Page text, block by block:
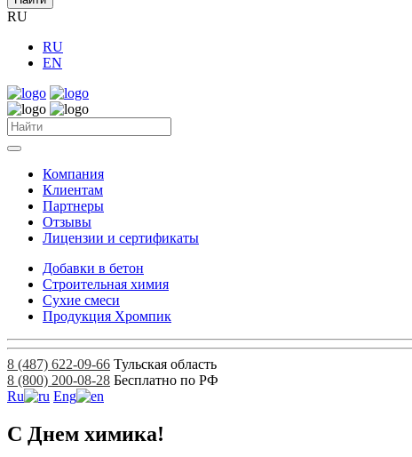
RU
RU
EN
Компания
Клиентам
Партнеры
Отзывы
Лицензии и сертификаты
Добавки в бетон
Строительная химия
Сухие смеси
Продукция Хромпик
8 (487) 622-09-66 Тульская область
8 (800) 200-08-28 Бесплатно по РФ
Ru
Eng
С Днем химика!